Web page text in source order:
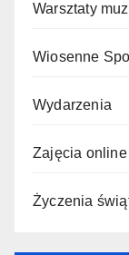
Warsztaty
Wiosenne
Wydarzenia
Zajęcia online
Życzenia